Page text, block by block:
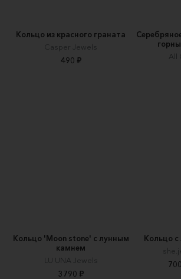
Кольцо из красного граната
Casper Jewels
490 ₽
All
Кольцо 'Moon stone' с лунным
камнем
LU UNA Jewels
3790 ₽
Кольцо